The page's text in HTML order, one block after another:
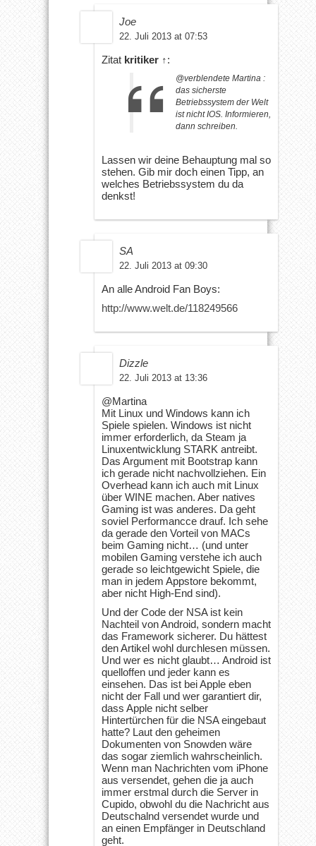
Joe
22. Juli 2013 at 07:53
Zitat kritiker ↑:
@verblendete Martina :
das sicherste
Betriebssystem der Welt
ist nicht IOS. Informieren,
dann schreiben.
Lassen wir deine Behauptung mal so
stehen. Gib mir doch einen Tipp, an
welches Betriebssystem du da
denkst!
SA
22. Juli 2013 at 09:30
An alle Android Fan Boys:
http://www.welt.de/118249566
Dizzle
22. Juli 2013 at 13:36
@Martina
Mit Linux und Windows kann ich
Spiele spielen. Windows ist nicht
immer erforderlich, da Steam ja
Linuxentwicklung STARK antreibt.
Das Argument mit Bootstrap kann
ich gerade nicht nachvollziehen. Ein
Overhead kann ich auch mit Linux
über WINE machen. Aber natives
Gaming ist was anderes. Da geht
soviel Performancce drauf. Ich sehe
da gerade den Vorteil von MACs
beim Gaming nicht… (und unter
mobilen Gaming verstehe ich auch
gerade so leichtgewicht Spiele, die
man in jedem Appstore bekommt,
aber nicht High-End sind).
Und der Code der NSA ist kein
Nachteil von Android, sondern macht
das Framework sicherer. Du hättest
den Artikel wohl durchlesen müssen.
Und wer es nicht glaubt… Android ist
quelloffen und jeder kann es
einsehen. Das ist bei Apple eben
nicht der Fall und wer garantiert dir,
dass Apple nicht selber
Hintertürchen für die NSA eingebaut
hatte? Laut den geheimen
Dokumenten von Snowden wäre
das sogar ziemlich wahrscheinlich.
Wenn man Nachrichten vom iPhone
aus versendet, gehen die ja auch
immer erstmal durch die Server in
Cupido, obwohl du die Nachricht aus
Deutschalnd versendet wurde und
an einen Empfänger in Deutschland
geht.